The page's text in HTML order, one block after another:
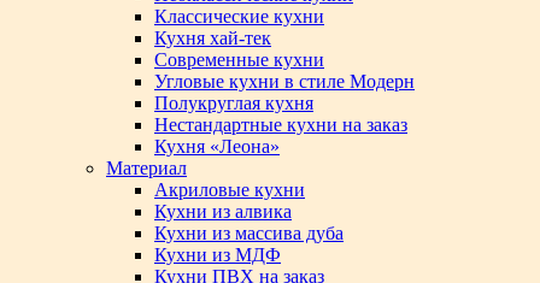
Классические кухни
Кухня хай-тек
Современные кухни
Угловые кухни в стиле Модерн
Полукруглая кухня
Нестандартные кухни на заказ
Кухня «Леона»
Материал
Акриловые кухни
Кухни из алвика
Кухни из массива дуба
Кухни из МДФ
Кухни ПВХ на заказ